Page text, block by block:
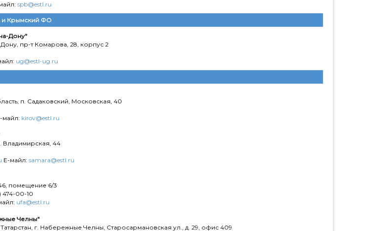
spb@estl.ru
и Крымский ФО
Дону"
пр-т Комарова, 28, корпус 2
ug@estl-ug.ru
п. Садаковский, Московская, 40
майл: kirov@estl.ru
Владимирская, 44
Е-майл: samara@estl.ru
помещение 6/3
474-00-10
ufa@estl.ru
Челны"
г. Набережные Челны, Старосармановская ул., д. 29, офис 409